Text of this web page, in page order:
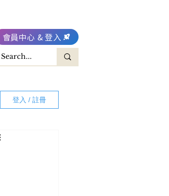
會員中心 & 登入
登入 / 註冊